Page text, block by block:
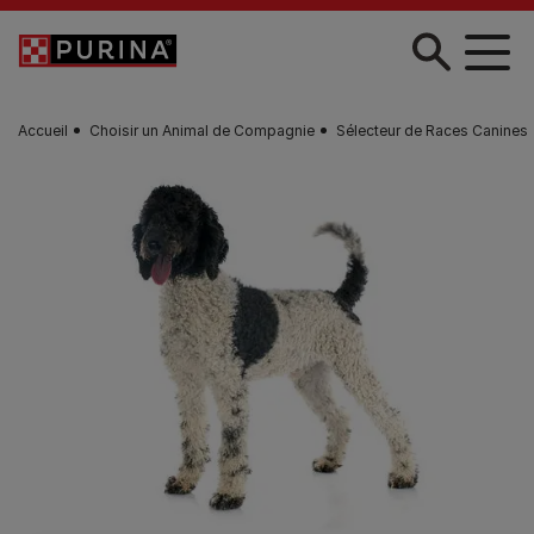
Skip to main content
Accueil Choisir un Animal de Compagnie Sélecteur de Races Canines